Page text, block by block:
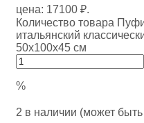
цена: 17100 ₽.
Количество товара
итальянский
50х100х45 см
%
2 в наличии (может быть